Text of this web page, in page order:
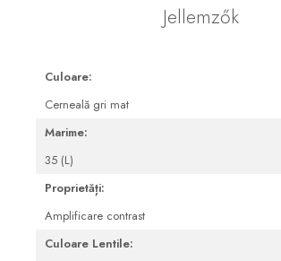
terület
Blepharitis kezelése
Jellemzők
Culoare:
Cerneală gri mat
Marime:
35 (L)
Proprietăți:
Amplificare contrast
Culoare Lentile: